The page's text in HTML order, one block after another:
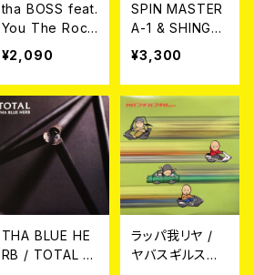
tha BOSS feat.
You The Rock
★ & DJ Yas /
44 Years Old
7EP
¥2,090
SPIN MASTER
A-1 & SHING02
¥3,300
THA BLUE HE
RB / TOTAL 3L
ラッパ我リヤ /
ヤバスギルスキ